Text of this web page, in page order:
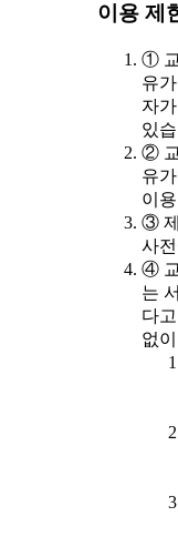
이용 제
① 교
유
자
있
② 교
유
이
③ 제
사
④ 교
는
다
없